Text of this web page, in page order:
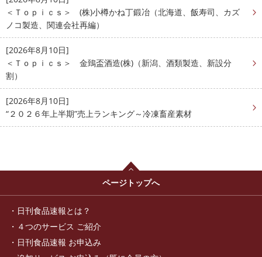
＜Ｔｏｐｉｃｓ＞ (株)小樽かね丁鍛冶（北海道、飯寿司、カズ
ノコ製造、関連会社再編）
[2026年8月10日]
＜Ｔｏｐｉｃｓ＞ 金鵄盃酒造(株)（新潟、酒類製造、新設分
割）
[2026年8月10日]
“２０２６年上半期”売上ランキング～冷凍畜産素材
ページトップへ
日刊食品速報とは？
４つのサービス ご紹介
日刊食品速報 お申込み